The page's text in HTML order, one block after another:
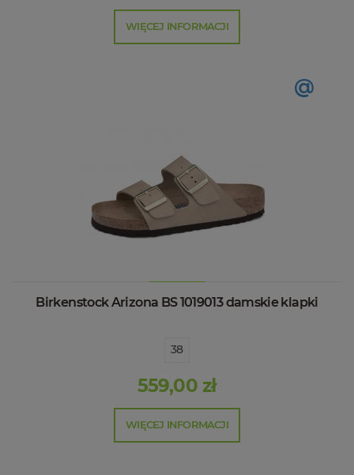
WIĘCEJ INFORMACJI
@
Birkenstock Arizona BS 1019013 damskie klapki
38
559,00 zł
WIĘCEJ INFORMACJI